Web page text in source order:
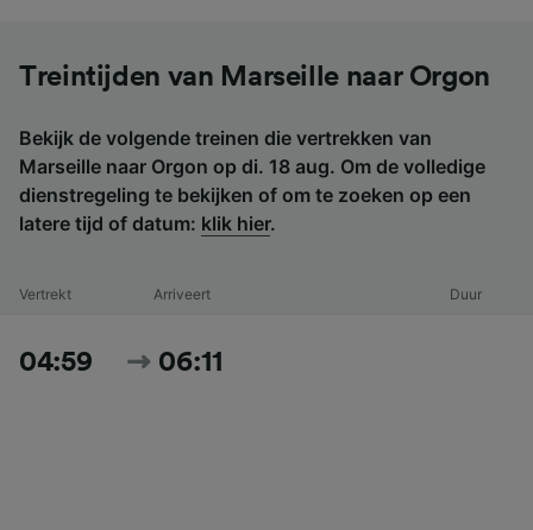
Treintijden van Marseille naar Orgon
Bekijk de volgende treinen die vertrekken van
Marseille naar Orgon op di. 18 aug. Om de volledige
dienstregeling te bekijken of om te zoeken op een
latere tijd of datum: klik hier.
Vertrekt Arriveert Duur
04:59 06:11